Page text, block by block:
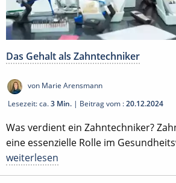
Das Gehalt als Zahntechniker
von Marie Arensmann
Lesezeit: ca.3 Min. | Beitrag vom :20.12.2024
Was verdient ein Zahntechniker?
eine essenzielle Rolle im
weiterlesen